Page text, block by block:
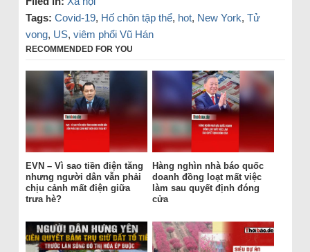
Tags: Covid-19, Hố chôn tập thể, hot, New York, Tử
vong, US, viêm phổi Vũ Hán
RECOMMENDED FOR YOU
EVN – Vì sao tiền điện tăng
nhưng người dân vẫn phải
chịu cảnh mất điện giữa
trưa hè?
Hàng nghìn nhà báo quốc
doanh đồng loạt mất việc
làm sau quyết định đóng
cửa